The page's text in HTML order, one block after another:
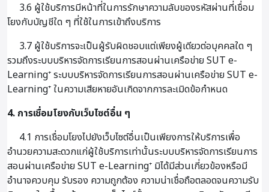
3.6 ผู้ใช้บริการมีหน้าที่ในการรักษาความลับของรหัสผ่านที่เชื่อม
โยงกับบัญชีใด ๆ ที่ใช้ในการเข้าถึงบริการ
3.7 ผู้ใช้บริการจะเป็นผู้รับผิดชอบแต่เพียงผู้เดียวต่อบุคคลใด ๆ
รวมถึงระบบบริหารจัดการเรียนการสอนผ่านเครือข่าย SUT e-
Learning⁺ ระบบบริหารจัดการเรียนการสอนผ่านเครือข่าย SUT e-
Learning⁺ ในความเสียหายอันเกิดจากการละเมิดข้อกำหนด
4. การเชื่อมโยงกับเว็บไซต์อื่น ๆ
4.1 การเชื่อมโยงไปยังเว็บไซต์อื่นเป็นเพียงการให้บริการเพื่อ
อำนวยความสะดวกแก่ผู้ใช้บริการเท่านั้นระบบบริหารจัดการเรียนการ
สอนผ่านเครือข่าย SUT e-Learning⁺ มิได้มีส่วนเกี่ยวข้องหรือมี
อำนาจควบคุม รับรอง ความถูกต้อง ความน่าเชื่อถือตลอดจนความรับ